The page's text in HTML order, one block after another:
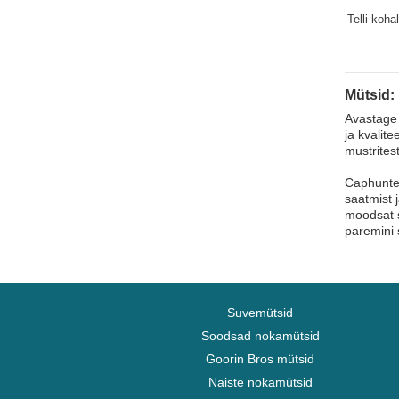
Pegasos
Prantsuse buldog
Telli
Mütsid:
ja
saatmist
moodsat
paremini
Suvemütsid
Soodsad nokamütsid
Goorin Bros mütsid
Naiste nokamütsid